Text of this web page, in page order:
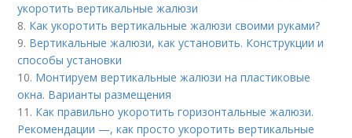
укоротить вертикальные жалюзи
8. Как укоротить вертикальные жалюзи своими руками?
9. Вертикальные жалюзи, как установить. Конструкции и
способы установки
10. Монтируем вертикальные жалюзи на пластиковые
окна. Варианты размещения
11. Как правильно укоротить горизонтальные жалюзи.
Рекомендации —, как просто укоротить вертикальные